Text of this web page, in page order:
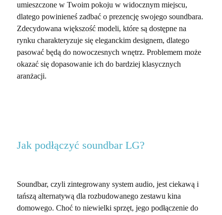
umieszczone w Twoim pokoju w widocznym miejscu,
dlatego powinieneś zadbać o prezencję swojego soundbara.
Zdecydowana większość modeli, które są dostępne na
rynku charakteryzuje się eleganckim designem, dlatego
pasować będą do nowoczesnych wnętrz. Problemem może
okazać się dopasowanie ich do bardziej klasycznych
aranżacji.
Jak podłączyć soundbar LG?
Soundbar, czyli zintegrowany system audio, jest ciekawą i
tańszą alternatywą dla rozbudowanego zestawu kina
domowego. Choć to niewielki sprzęt, jego podłączenie do